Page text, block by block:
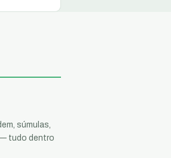
súmulas,
tudo dentro